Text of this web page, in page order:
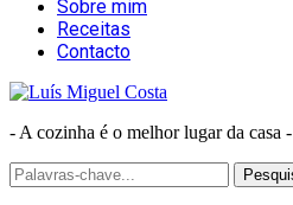
Sobre mim
Receitas
Contacto
- A cozinha é o melhor lugar da casa -